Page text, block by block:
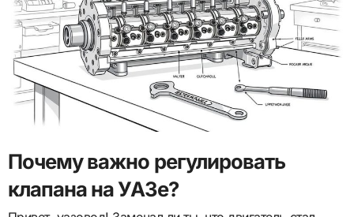
Почему важно регулировать
клапана на УАЗе?